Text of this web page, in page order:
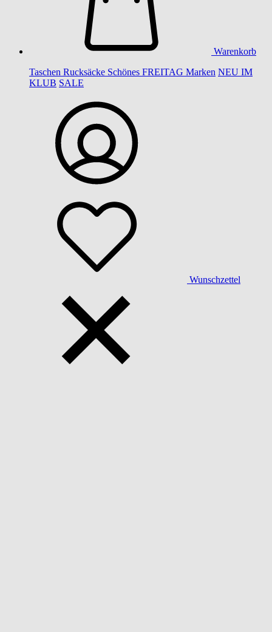
Warenkorb
Taschen Rucksäcke Schönes FREITAG Marken NEU IM
KLUB SALE
Wunschzettel